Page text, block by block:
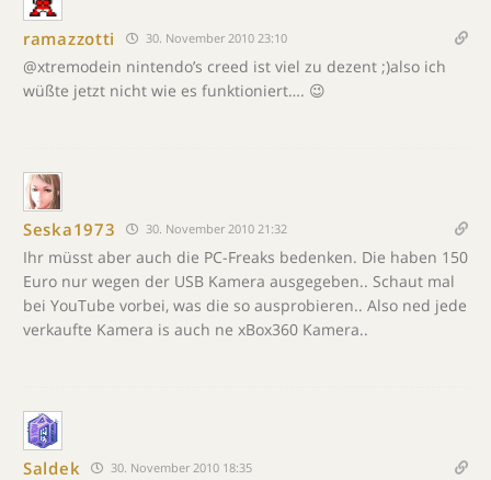
ramazzotti 30. November 2010 23:10
@xtremodein nintendo’s creed ist viel zu dezent ;)also ich
wüßte jetzt nicht wie es funktioniert…. 😉
Seska1973 30. November 2010 21:32
Ihr müsst aber auch die PC-Freaks bedenken. Die haben 150
Euro nur wegen der USB Kamera ausgegeben.. Schaut mal
bei YouTube vorbei, was die so ausprobieren.. Also ned jede
verkaufte Kamera is auch ne xBox360 Kamera..
Saldek 30. November 2010 18:35